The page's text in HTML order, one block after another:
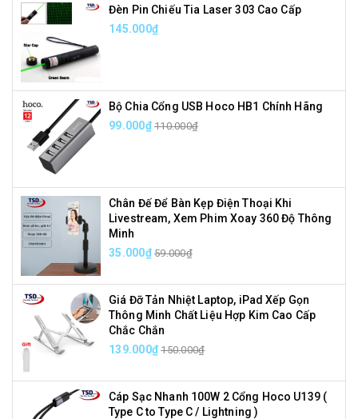
Đèn Pin Chiếu Tia Laser 303 Cao Cấp
145.000₫
Bộ Chia Cổng USB Hoco HB1 Chính Hãng
99.000₫ 110.000₫
Chân Đế Để Bàn Kẹp Điện Thoại Khi
Livestream, Xem Phim Xoay 360 Độ Thông
Minh
35.000₫ 59.000₫
Giá Đỡ Tản Nhiệt Laptop, iPad Xếp Gọn
Thông Minh Chất Liệu Hợp Kim Cao Cấp
Chắc Chắn
139.000₫ 150.000₫
Cáp Sạc Nhanh 100W 2 Cổng Hoco U139 (
Type C to Type C / Lightning )